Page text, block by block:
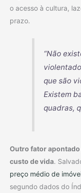
o acesso à cultura,
prazo.
“Não
que são
Existem
quadras,
Outro fator
custo de vida.
preço médio de
segundo dados do